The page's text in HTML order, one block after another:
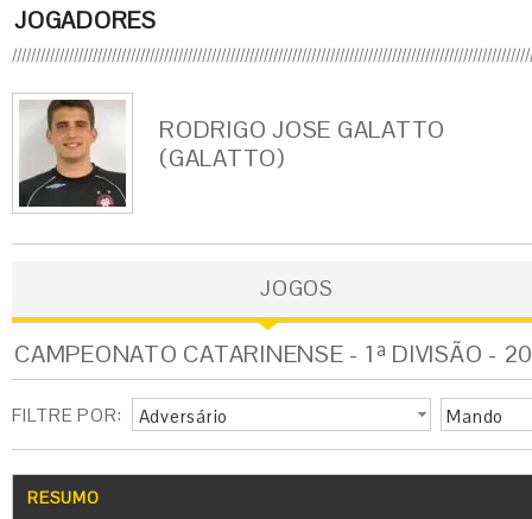
JOGADORES
RODRIGO JOSE GALATTO
(GALATTO)
JOGOS
CAMPEONATO CATARINENSE - 1ª DIVISÃO -
FILTRE POR: Adversário Mando
RESUMO